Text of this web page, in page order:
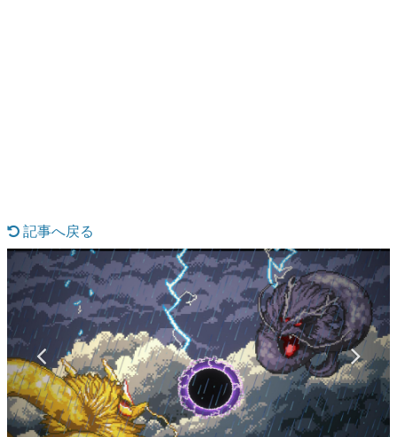
ゲームが変えた日本語
「経験値」「裏技」「ラスボス」… ゲームにまつわる言葉
の起源や用法の変遷を、コンピューター文化史研究家・タ
イニーP氏が徹底調査。
カテゴリ
特集記事
マンガ
3 / 16